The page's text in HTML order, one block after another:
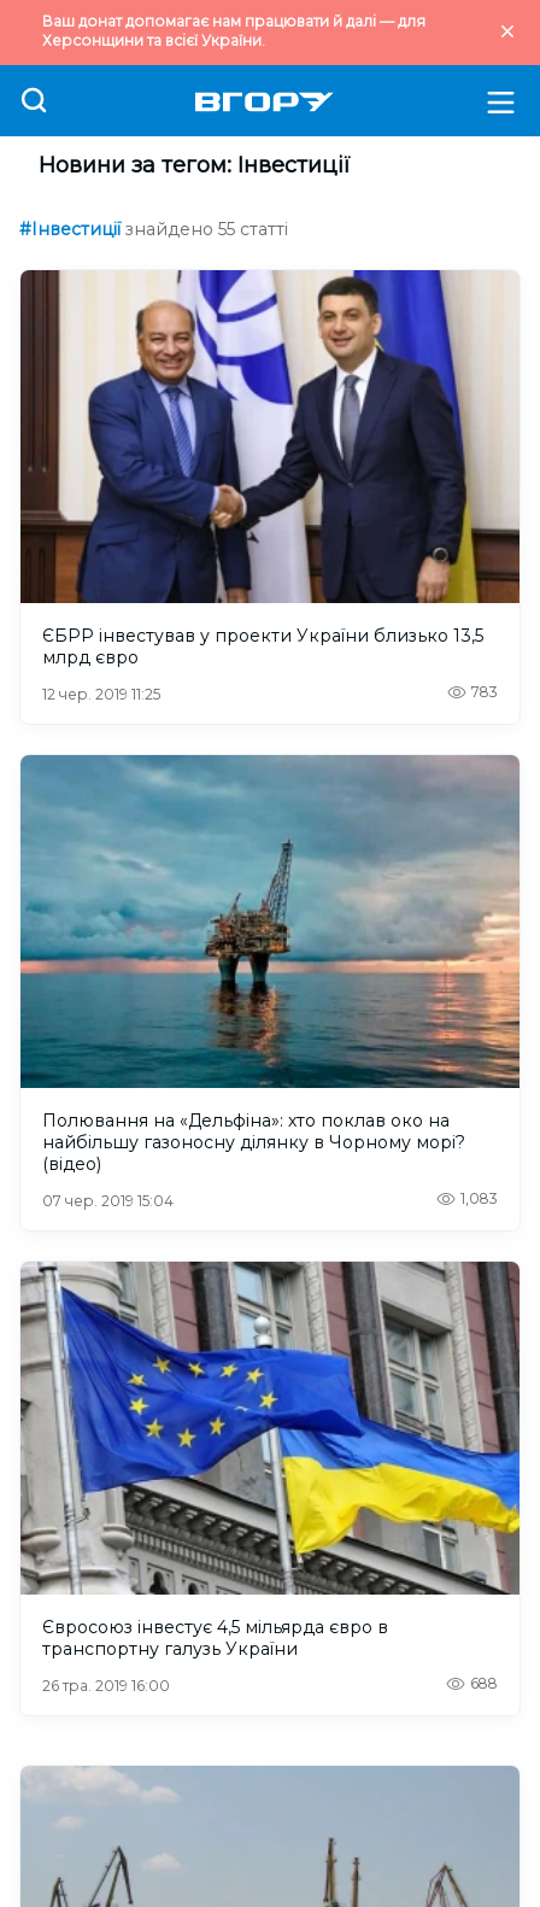
Ваш донат допомагає нам працювати й далі — для
Херсонщини та всієї України.
Новини за тегом: Інвестиції
#Інвестиції знайдено 55 статті
ЄБРР інвестував у проекти України близько 13,5
млрд євро
12 чер. 2019 11:25 783
Полювання на «Дельфіна»: хто поклав око на
найбільшу газоносну ділянку в Чорному морі?
(відео)
07 чер. 2019 15:04 1,083
Євросоюз інвестує 4,5 мільярда євро в
транспортну галузь України
26 тра. 2019 16:00 688